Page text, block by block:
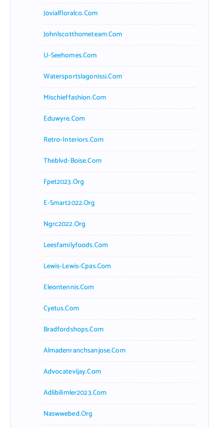
Jovialfloralco.com
Johnlscotthometeam.com
U-Seehomes.com
Watersportslagonissi.com
Mischieffashion.com
Eduwyre.com
Retro-Interiors.com
Theblvd-Boise.com
Fpet2023.org
E-Smart2022.org
Ngrc2022.org
Leesfamilyfoods.com
Lewis-Lewis-Cpas.com
Eleontennis.com
Cyetus.com
Bradfordshops.com
Almadenranchsanjose.com
Advocatevijay.com
Adlibilimler2023.com
Naswwebed.org